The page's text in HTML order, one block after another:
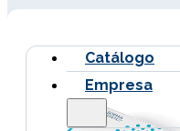
Catálogo
Empresa